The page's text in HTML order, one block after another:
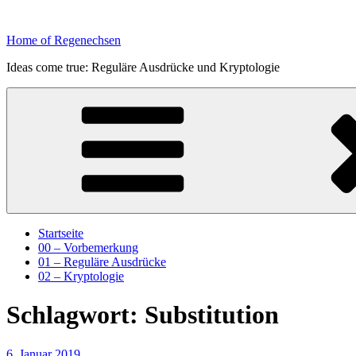
springen
Home of Regenechsen
Ideas come true: Reguläre Ausdrücke und Kryptologie
Startseite
00 – Vorbemerkung
01 – Reguläre Ausdrücke
02 – Kryptologie
Schlagwort: Substitution
Veröffentlicht